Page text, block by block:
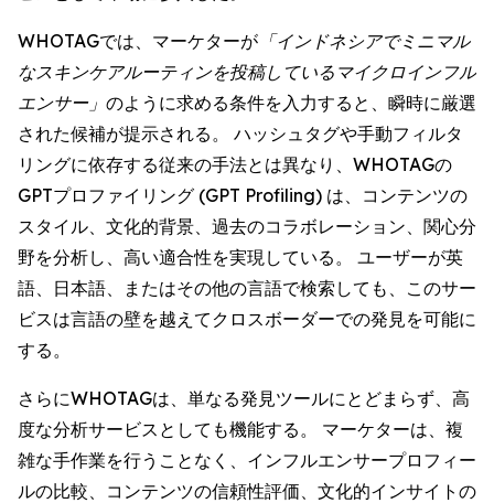
WHOTAGでは、マーケターが 「インドネシアでミニマル
なスキンケアルーティンを投稿しているマイクロインフル
エンサー」 のように求める条件を入力すると、瞬時に厳選
された候補が提示される。 ハッシュタグや手動フィルタ
リングに依存する従来の手法とは異なり、WHOTAGの
GPTプロファイリング (GPT Profiling) は、コンテンツの
スタイル、文化的背景、過去のコラボレーション、関心分
野を分析し、高い適合性を実現している。 ユーザーが英
語、日本語、またはその他の言語で検索しても、このサー
ビスは言語の壁を越えてクロスボーダーでの発見を可能に
する。
さらにWHOTAGは、単なる発見ツールにとどまらず、高
度な分析サービスとしても機能する。 マーケターは、複
雑な手作業を行うことなく、インフルエンサープロフィー
ルの比較、コンテンツの信頼性評価、文化的インサイトの